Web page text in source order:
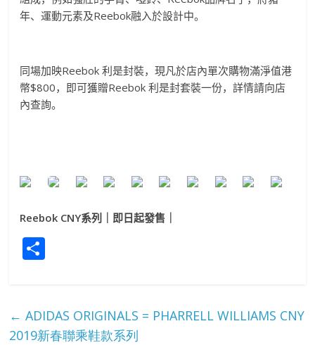
年、運動元素及Reebok融入於設計中。
同場加映Reebok利是封裝，現凡於店內單次購物滿淨值港
幣$800，即可獲贈Reebok利是封套裝一份，詳情請向店
內查詢。
Reebok CNY系列 ｜即日起發售
e
← ADIDAS ORIGINALS = PHARRELL WILLIAMS CNY
2019新春聯乘鞋款系列